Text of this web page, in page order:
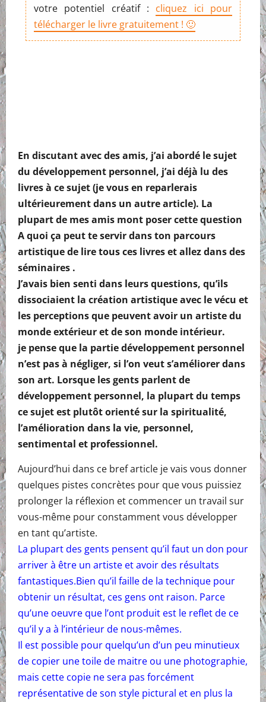
votre potentiel créatif : cliquez ici pour
télécharger le livre gratuitement ! 🙂
En discutant avec des amis, j’ai abordé le sujet
du développement personnel, j’ai déjà lu des
livres à ce sujet (je vous en reparlerais
ultérieurement dans un autre article). La
plupart de mes amis mont poser cette question
A quoi ça peut te servir dans ton parcours
artistique de lire tous ces livres et allez dans des
séminaires .
J’avais bien senti dans leurs questions, qu’ils
dissociaient la création artistique avec le vécu et
les perceptions que peuvent avoir un artiste du
monde extérieur et de son monde intérieur.
je pense que la partie développement personnel
n’est pas à négliger, si l’on veut s’améliorer dans
son art. Lorsque les gents parlent de
développement personnel, la plupart du temps
ce sujet est plutôt orienté sur la spiritualité,
l’amélioration dans la vie, personnel,
sentimental et professionnel.
Aujourd’hui dans ce bref article je vais vous donner
quelques pistes concrètes pour que vous puissiez
prolonger la réflexion et commencer un travail sur
vous-même pour constamment vous développer
en tant qu’artiste.
La plupart des gents pensent qu’il faut un don pour
arriver à être un artiste et avoir des résultats
fantastiques.Bien qu’il faille de la technique pour
obtenir un résultat, ces gens ont raison. Parce
qu’une oeuvre que l’ont produit est le reflet de ce
qu’il y a à l’intérieur de nous-mêmes.
Il est possible pour quelqu’un d’un peu minutieux
de copier une toile de maitre ou une photographie,
mais cette copie ne sera pas forcément
représentative de son style pictural et en plus la